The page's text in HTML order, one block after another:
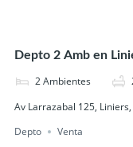
Depto 2 Amb en
2Ambientes
Av Larrazabal 125, Liniers,
Depto
Venta